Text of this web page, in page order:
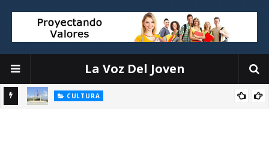
La Voz Del Joven
CULTURA